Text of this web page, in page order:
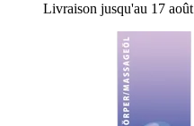
Livraison jusqu'au 17 août